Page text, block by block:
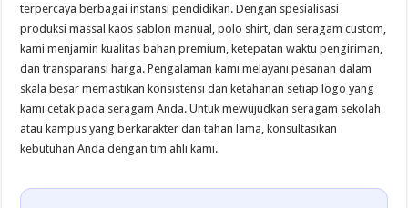
terpercaya berbagai instansi pendidikan. Dengan spesialisasi
produksi massal kaos sablon manual, polo shirt, dan seragam custom,
kami menjamin kualitas bahan premium, ketepatan waktu pengiriman,
dan transparansi harga. Pengalaman kami melayani pesanan dalam
skala besar memastikan konsistensi dan ketahanan setiap logo yang
kami cetak pada seragam Anda. Untuk mewujudkan seragam sekolah
atau kampus yang berkarakter dan tahan lama, konsultasikan
kebutuhan Anda dengan tim ahli kami.